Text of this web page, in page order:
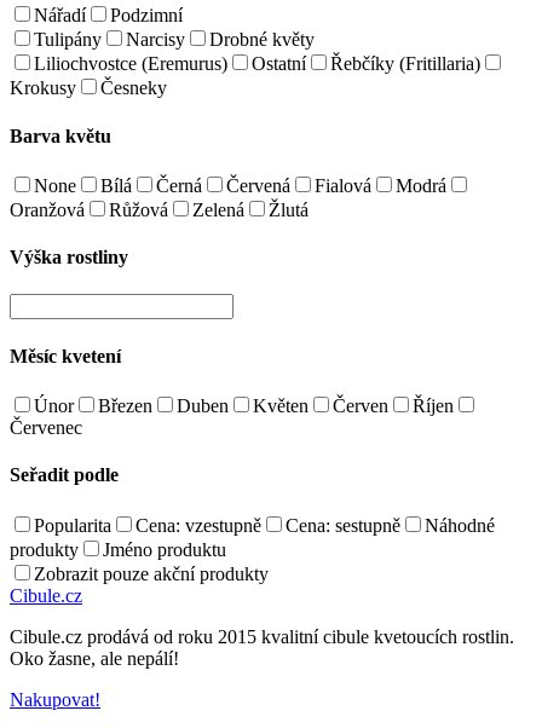
Nářadí
Podzimní
Tulipány
Narcisy
Drobné květy
Liliochvostce (Eremurus)
Ostatní
Řebčíky (Fritillaria)
Krokusy
Česneky
Barva květu
None Bílá Černá Červená Fialová
Modrá
Oranžová
Růžová Zelená Žlutá
Výška rostliny
Měsíc kvetení
Únor Březen Duben Květen Červen
Říjen
Červenec
Seřadit podle
Popularita Cena: vzestupně Cena: sestupně
Náhodné
produkty
Jméno produktu
Zobrazit pouze akční produkty
Cibule.cz
Cibule.cz prodává od roku 2015 kvalitní cibule kvetoucích rostlin.
Oko žasne, ale nepálí!
Nakupovat!